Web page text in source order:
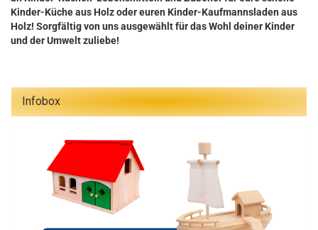
Kinder-Küche aus Holz oder euren Kinder-Kaufmannsladen aus
Holz! Sorgfältig von uns ausgewählt für das Wohl deiner Kinder
und der Umwelt zuliebe!
Infobox